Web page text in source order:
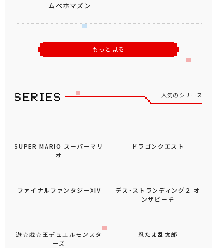
ムベホマズン
もっと見る
人気のシリーズ
SUPER MARIO スーパーマリ
オ
ドラゴンクエスト
ファイナルファンタジーXIV
デス・ストランディング２ オ
ンザビーチ
遊☆戯☆王デュエルモンスタ
ーズ
忍たま乱太郎